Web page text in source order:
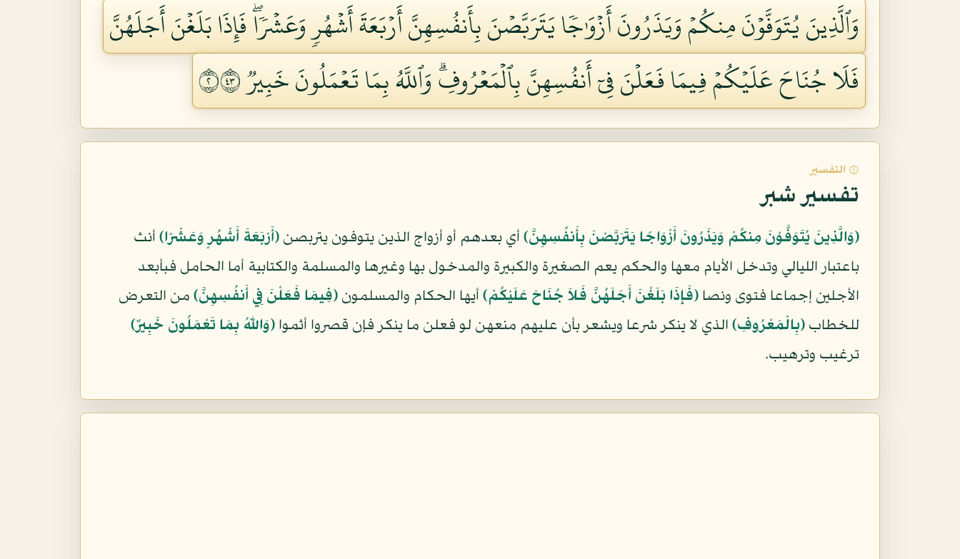
وَٱلَّذِينَ يُتَوَفَّوۡنَ مِنكُمۡ وَيَذَرُونَ أَزۡوَٰجٗا يَتَرَبَّصۡنَ بِأَنفُسِهِنَّ أَرۡبَعَةَ أَشۡهُرٖ وَعَشۡرٗاۖ فَإِذَا بَلَغۡنَ أَجَلَهُنَّ
فَلَا جُنَاحَ عَلَيۡكُمۡ فِيمَا فَعَلۡنَ فِيٓ أَنفُسِهِنَّ بِٱلۡمَعۡرُوفِۗ وَٱللَّهُ بِمَا تَعۡمَلُونَ خَبِيرٞ ٢٣٤
۞ التفسير
تفسير شبر
﴿وَالَّذِينَ يُتَوَفَّوْنَ مِنكُمْ وَيَذَرُونَ أَزْوَاجًا يَتَرَبَّصْنَ بِأَنفُسِهِنَّ﴾ أي بعدهم أو أزواج الذين يتوفون يتربصن ﴿أَرْبَعَةَ أَشْهُرٍ وَعَشْرًا﴾ أنث
باعتبار الليالي وتدخل الأيام معها والحكم يعم الصغيرة والكبيرة والمدخول بها وغيرها والمسلمة والكتابية أما الحامل فبأبعد
الأجلين إجماعا فتوى ونصا ﴿فَإِذَا بَلَغْنَ أَجَلَهُنَّ فَلاَ جُنَاحَ عَلَيْكُمْ﴾ أيها الحكام والمسلمون ﴿فِيمَا فَعَلْنَ فِي أَنفُسِهِنَّ﴾ من التعرض
للخطاب ﴿بِالْمَعْرُوفِ﴾ الذي لا ينكر شرعا ويشعر بأن عليهم منعهن لو فعلن ما ينكر فإن قصروا أثموا ﴿وَاللّهُ بِمَا تَعْمَلُونَ خَبِيرٌ﴾
ترغيب وترهيب.